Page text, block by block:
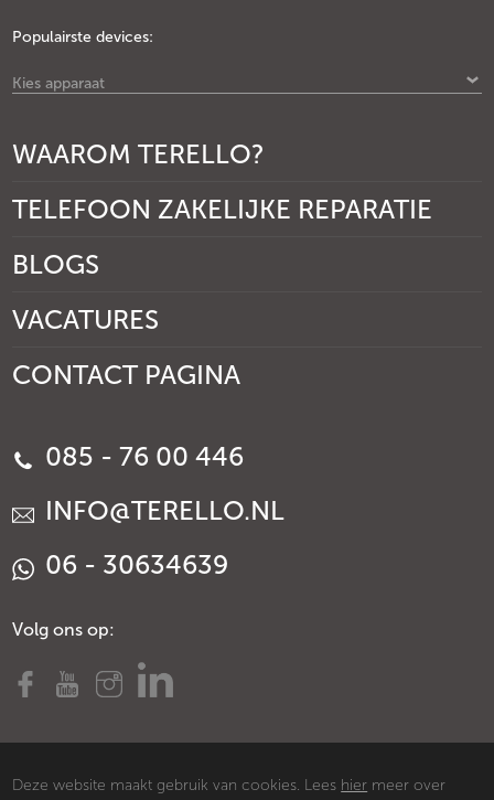
Populairste devices:
Kies apparaat
WAAROM TERELLO?
TELEFOON ZAKELIJKE REPARATIE
BLOGS
VACATURES
CONTACT PAGINA
085 - 76 00 446
INFO@TERELLO.NL
06 - 30634639
Volg ons op:
Deze website maakt gebruik van cookies. Lees hier meer over